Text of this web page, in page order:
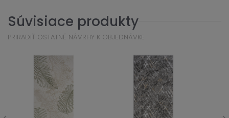
Súvisiace produkty
PRIRADIŤ OSTATNÉ NÁVRHY K OBJEDNÁVKE